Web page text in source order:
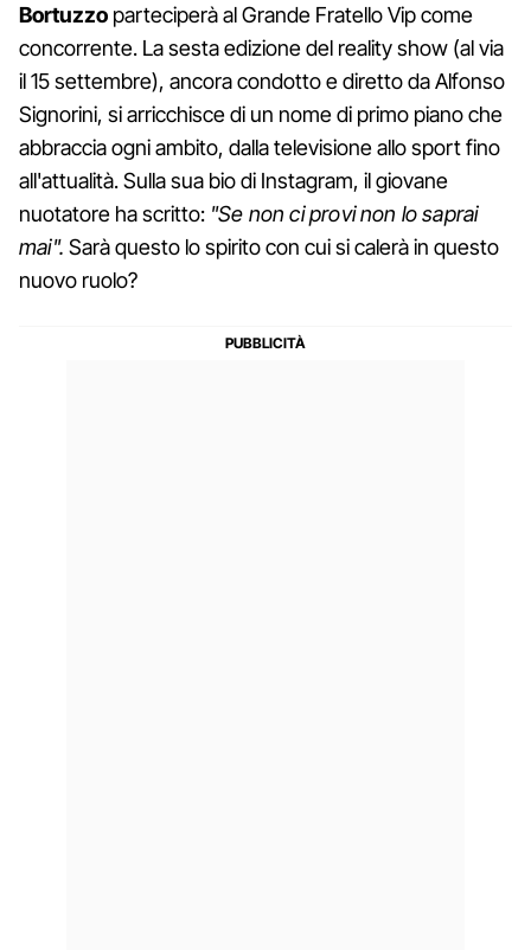
Bortuzzo parteciperà al Grande Fratello Vip come
concorrente. La sesta edizione del reality show (al via
il 15 settembre), ancora condotto e diretto da Alfonso
Signorini, si arricchisce di un nome di primo piano che
abbraccia ogni ambito, dalla televisione allo sport fino
all'attualità. Sulla sua bio di Instagram, il giovane
nuotatore ha scritto: "Se non ci provi non lo saprai
mai".Sarà questo lo spirito con cui si calerà in questo
nuovo ruolo?